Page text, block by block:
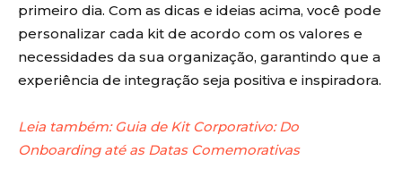
primeiro dia. Com as dicas e ideias acima, você pode
personalizar cada kit de acordo com os valores e
necessidades da sua organização, garantindo que a
experiência de integração seja positiva e inspiradora.
Leia também: Guia de Kit Corporativo: Do
Onboarding até as Datas Comemorativas